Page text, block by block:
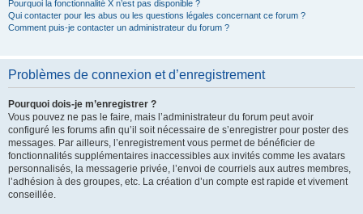
Pourquoi la fonctionnalité X n’est pas disponible ?
Qui contacter pour les abus ou les questions légales concernant ce forum ?
Comment puis-je contacter un administrateur du forum ?
Problèmes de connexion et d’enregistrement
Pourquoi dois-je m’enregistrer ?
Vous pouvez ne pas le faire, mais l’administrateur du forum peut avoir
configuré les forums afin qu’il soit nécessaire de s’enregistrer pour poster des
messages. Par ailleurs, l’enregistrement vous permet de bénéficier de
fonctionnalités supplémentaires inaccessibles aux invités comme les avatars
personnalisés, la messagerie privée, l’envoi de courriels aux autres membres,
l’adhésion à des groupes, etc. La création d’un compte est rapide et vivement
conseillée.